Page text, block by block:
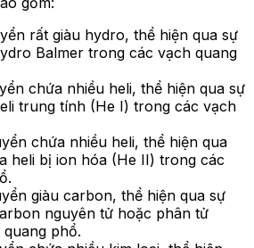
rất giàu hydro, thể hiện qua sự
Balmer trong các vạch quang
chứa nhiều heli, thể hiện qua sự
trung tính (He I) trong các vạch
chứa nhiều heli, thể hiện qua
heli bị ion hóa (He II) trong các
giàu carbon, thể hiện qua sự
nguyên tử hoặc phân tử
phổ.